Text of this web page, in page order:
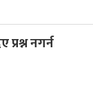
प्रश्न नगर्न